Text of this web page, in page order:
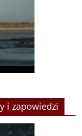
i zapowiedzi